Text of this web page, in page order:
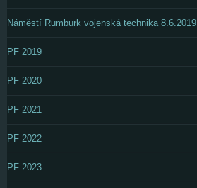
Náměstí Rumburk vojenská technika 8.6.2019
PF 2019
PF 2020
PF 2021
PF 2022
PF 2023